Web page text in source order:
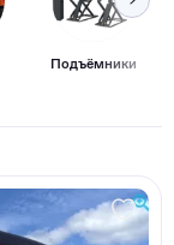
Подъёмники